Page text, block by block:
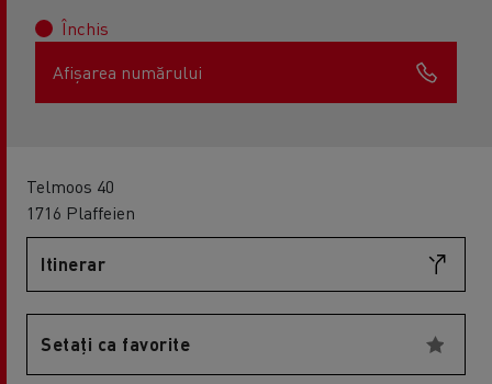
Închis
Afișarea numărului
Telmoos 40
1716 Plaffeien
Itinerar
Setați ca favorite